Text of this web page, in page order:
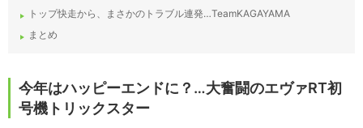
トップ快走から、まさかのトラブル連発…TeamKAGAYAMA
まとめ
今年はハッピーエンドに？…大奮闘のエヴァRT初
号機トリックスター